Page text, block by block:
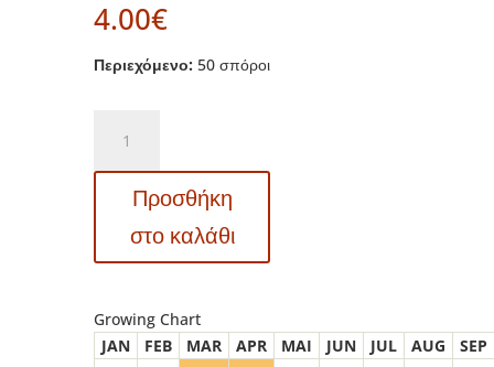
4.00€
Περιεχόμενο: 50 σπόροι
ηλίανθων
–
13039
Green
debilis)
ποσότητα
Προσθήκη
στο καλάθι
Growing Chart
JAN
FEB MAR APR MAI JUN JUL AUG SEP